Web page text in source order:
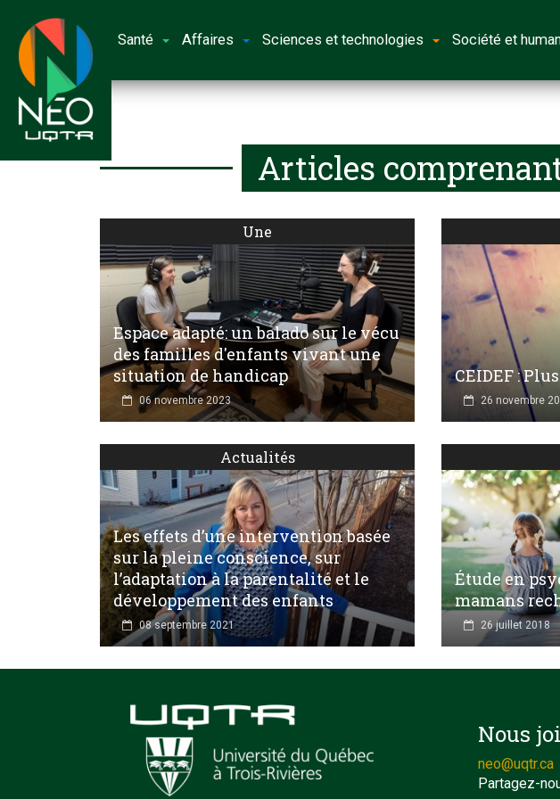
Santé Affaires Sciences et technologies Société et
Articles
Une
Espace adapté: un balado sur le vécu
des familles d'enfants vivant une
situation de handicap
06 novembre 2023
CEIDEF :
26 novembre
Actualités
Les effets d’une intervention basée
sur la pleine conscience, sur
l’adaptation à la parentalité et le
développement des enfants
08 septembre 2021
Étude en
mamans
26 juillet 2018
Nous
neo@uqtr.ca
Partagez-